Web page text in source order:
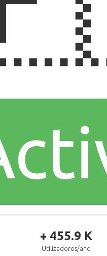
+ 455.9 K
Utilizadores/ano